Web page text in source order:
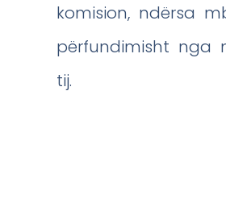
komision, ndërsa
përfundimisht nga
tij.